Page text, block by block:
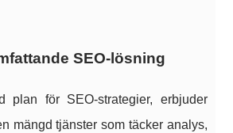
SEO-lösning
plan för SEO-strategier, erbjuder
mängd tjänster som täcker analys,